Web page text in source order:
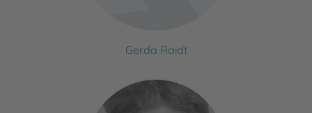
Gerda Raidt